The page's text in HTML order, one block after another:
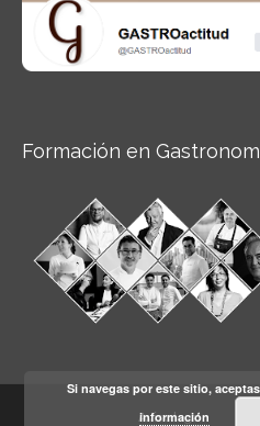
Formación en
Aviso legal
Si navegas por este sitio,
información